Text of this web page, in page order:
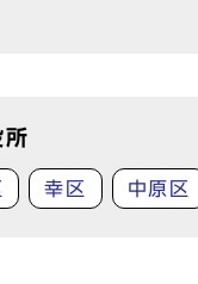
所
幸区 中原区